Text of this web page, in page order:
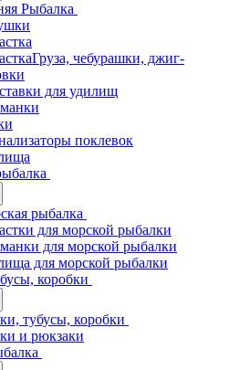
Рыбалка
чебурашки, джиг-
для удилищ
поклевок
рыбалка
для морской рыбалки
для морской рыбалки
для морской рыбалки
коробки
тубусы, коробки
и рюкзаки